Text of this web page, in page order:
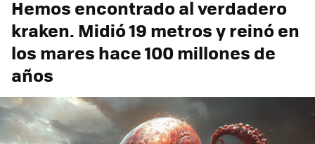
Hemos encontrado al verdadero
kraken. Midió 19 metros y reinó en
los mares hace 100 millones de
años